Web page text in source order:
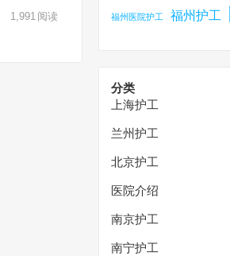
1,991 阅读 福州医院护工 福州护工
分类
上海护工
兰州护工
北京护工
医院介绍
南京护工
南宁护工